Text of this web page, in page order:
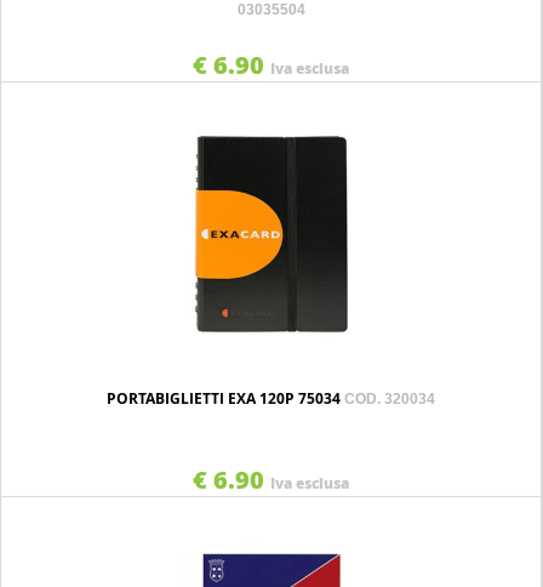
03035504
€ 6.90 Iva esclusa
PORTABIGLIETTI EXA 120P 75034 COD. 320034
€ 6.90 Iva esclusa